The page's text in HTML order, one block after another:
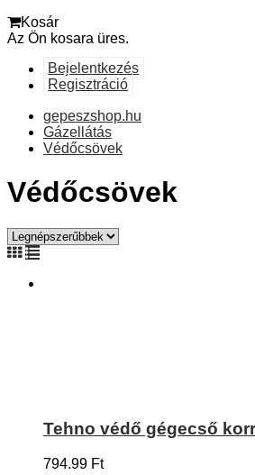
Kosár
Az Ön kosara üres.
Bejelentkezés
Regisztráció
gepeszshop.hu
Gázellátás
Védőcsövek
Védőcsövek
Tehno védő gégecső
794.99 Ft